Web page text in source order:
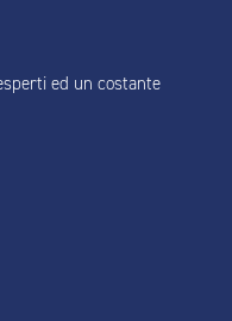
ed un costante